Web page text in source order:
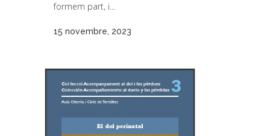
formem part, i...
15 novembre, 2023